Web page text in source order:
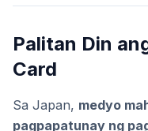
Palitan Din
Card
Sa Japan, medyo
pagpapatunay ng